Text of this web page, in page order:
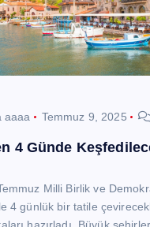
aaaa Temmuz 9, 2025
4 Günde
Milli Birlik ve
4 günlük bir tatile